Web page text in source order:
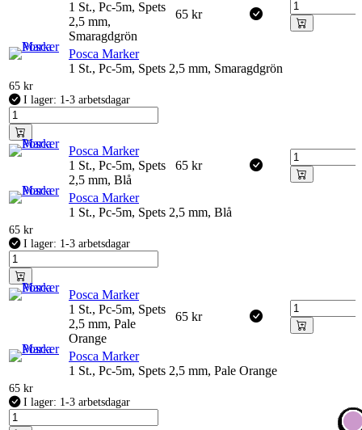
1 St., Pc-5m, Spets
2,5 mm,
Smaragdgrön
65 kr
Posca Marker
1 St., Pc-5m, Spets 2,5 mm, Smaragdgrön
65 kr
I lager: 1-3 arbetsdagar
Posca Marker
1 St., Pc-5m, Spets
2,5 mm, Blå
65 kr
Posca Marker
1 St., Pc-5m, Spets 2,5 mm, Blå
65 kr
I lager: 1-3 arbetsdagar
Posca Marker
1 St., Pc-5m, Spets
2,5 mm, Pale
Orange
65 kr
Posca Marker
1 St., Pc-5m, Spets 2,5 mm, Pale Orange
65 kr
I lager: 1-3 arbetsdagar